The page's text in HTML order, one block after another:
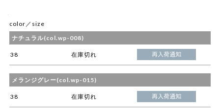
color／size
ナチュラル(col.wp-008)
38 在庫切れ
メランジグレー(col.wp-015)
38 在庫切れ